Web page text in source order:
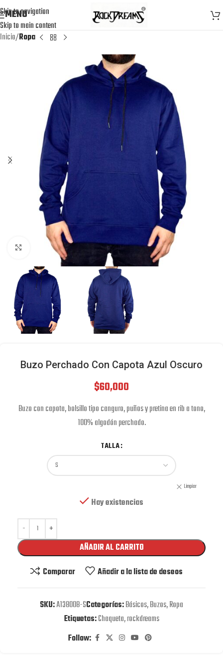
Skip to navigation
Skip to main content
MENU
Inicio Ropa
Click to enlarge
Buzo Perchado Con Capota Azul Oscuro
$60,000
Buzo con capota, bolsillo tipo canguro, puños y pretina en rib a tono,
100% algodón perchado.
TALLA
Limpiar
Hay existencias
AÑADIR AL CARRITO
Comparar
Añadir a la lista de deseos
SKU:A138008-SCategorías:Básicos,Buzos,Ropa
Etiquetas:Chaqueta,rockdreams
Follow: